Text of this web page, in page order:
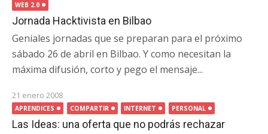
WEB 2.0
Jornada Hacktivista en Bilbao
Geniales jornadas que se preparan para el próximo
sábado 26 de abril en Bilbao. Y como necesitan la
máxima difusión, corto y pego el mensaje...
21 enero 2008
APRENDICES COMPARTIR INTERNET PERSONAL
Las Ideas: una oferta que no podrás rechazar